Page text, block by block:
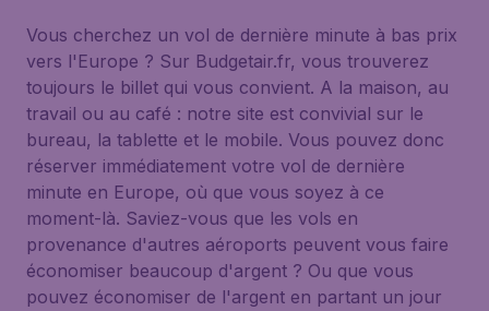
Vous cherchez un vol de dernière minute à bas prix
vers l'Europe ? Sur Budgetair.fr, vous trouverez
toujours le billet qui vous convient. A la maison, au
travail ou au café : notre site est convivial sur le
bureau, la tablette et le mobile. Vous pouvez donc
réserver immédiatement votre vol de dernière
minute en Europe, où que vous soyez à ce
moment-là. Saviez-vous que les vols en
provenance d'autres aéroports peuvent vous faire
économiser beaucoup d'argent ? Ou que vous
pouvez économiser de l'argent en partant un jour